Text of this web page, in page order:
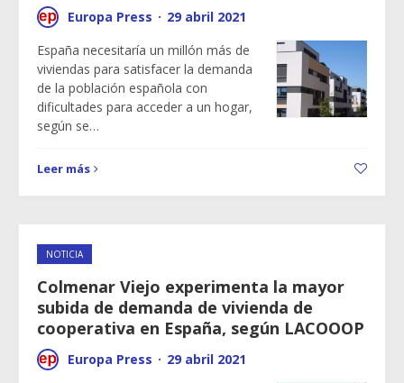
Europa Press · 29 abril 2021
España necesitaría un millón más de
viviendas para satisfacer la demanda
de la población española con
dificultades para acceder a un hogar,
según se…
Leer más
NOTICIA
Colmenar Viejo experimenta la mayor
subida de demanda de vivienda de
cooperativa en España, según LACOOOP
Europa Press · 29 abril 2021